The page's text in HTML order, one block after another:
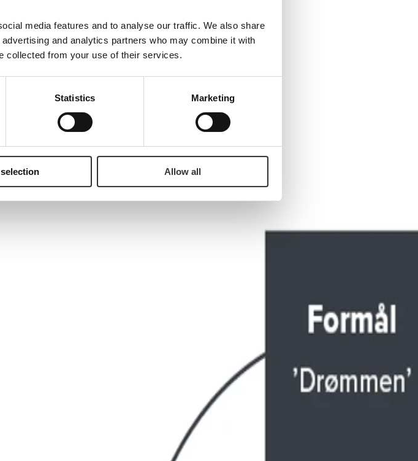
media features and to analyse our traffic. We also share
and analytics partners who may combine it with
collected from your use of their services.
Statistics Marketing
Allow all